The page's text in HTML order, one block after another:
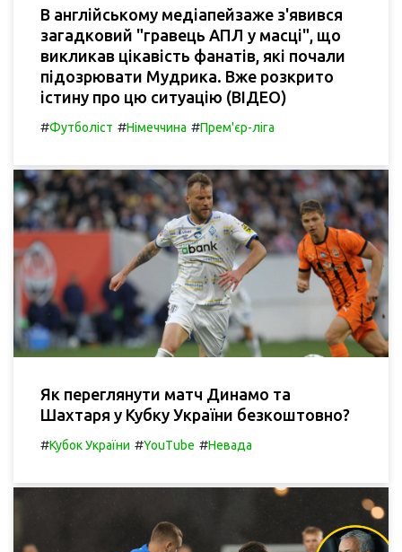
В англійському медіапейзаже з'явився
загадковий "гравець АПЛ у масці", що
викликав цікавість фанатів, які почали
підозрювати Мудрика. Вже розкрито
істину про цю ситуацію (ВІДЕО)
#Футболіст #Німеччина #Прем'єр-ліга
Як переглянути матч Динамо та
Шахтаря у Кубку України безкоштовно?
#Кубок України #YouTube #Невада